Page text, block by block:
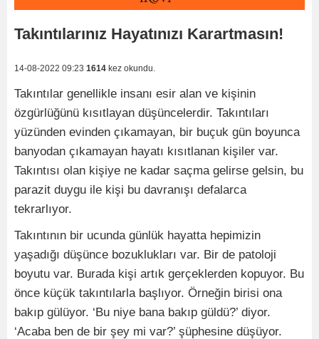
Takıntılarınız Hayatınızı Karartmasın!
14-08-2022 09:23 1614 kez okundu.
Takıntılar genellikle insanı esir alan ve kişinin
özgürlüğünü kısıtlayan düşüncelerdir. Takıntıları
yüzünden evinden çıkamayan, bir buçuk gün boyunca
banyodan çıkamayan hayatı kısıtlanan kişiler var.
Takıntısı olan kişiye ne kadar saçma gelirse gelsin, bu
parazit duygu ile kişi bu davranışı defalarca
tekrarlıyor.
Takıntının bir ucunda günlük hayatta hepimizin
yaşadığı düşünce bozuklukları var. Bir de patoloji
boyutu var. Burada kişi artık gerçeklerden kopuyor. Bu
önce küçük takıntılarla başlıyor. Örneğin birisi ona
bakıp gülüyor. ‘Bu niye bana bakıp güldü?’ diyor.
‘Acaba ben de bir şey mi var?’ şüphesine düşüyor.